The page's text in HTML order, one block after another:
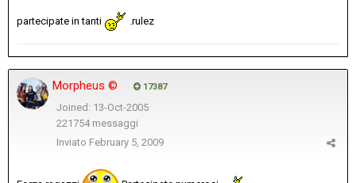
partecipate in tanti .rulez
Morpheus © 17387
Joined: 13-Oct-2005
221754 messaggi
Inviato February 5, 2009